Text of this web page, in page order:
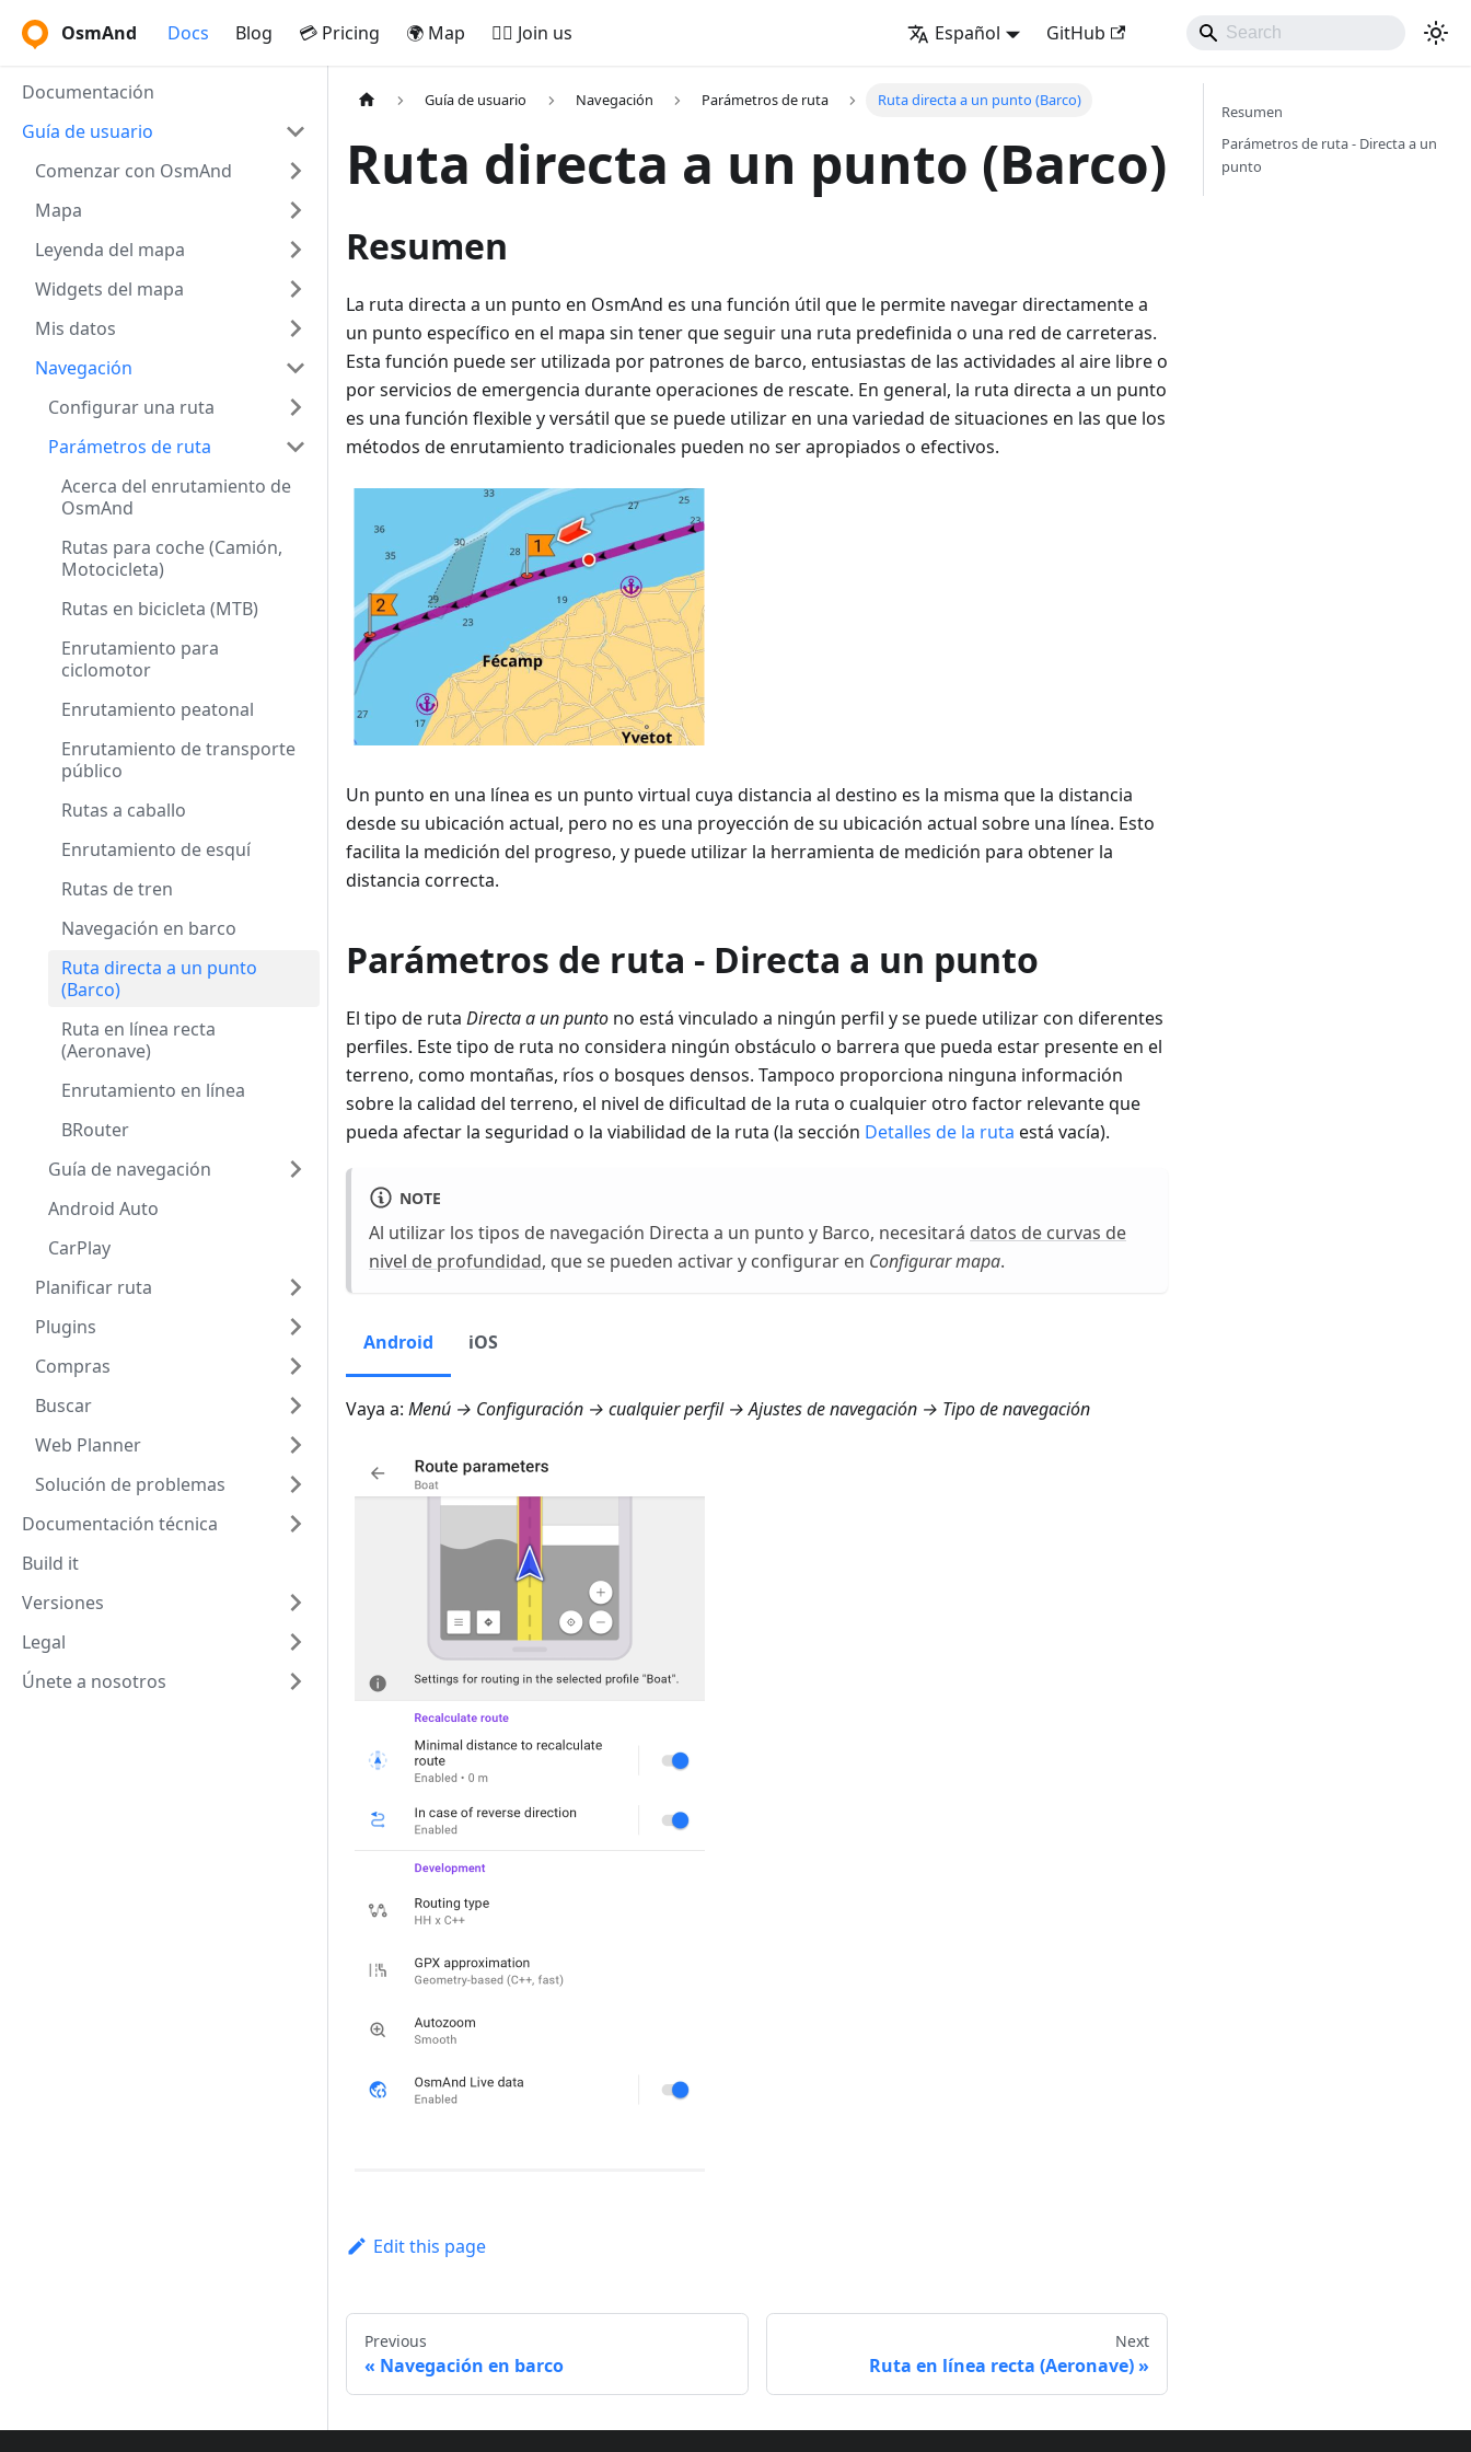
OsmAnd Docs Blog 💳 Pricing 🌍 Map 🚵‍♂️ Join us Español GitHub
Documentación
Guía de usuario
Comenzar con OsmAnd
Mapa
Leyenda del mapa
Widgets del mapa
Mis datos
Navegación
Configurar una ruta
Parámetros de ruta
Acerca del enrutamiento de
OsmAnd
Rutas para coche (Camión,
Motocicleta)
Rutas en bicicleta (MTB)
Enrutamiento para
ciclomotor
Enrutamiento peatonal
Enrutamiento de transporte
público
Rutas a caballo
Enrutamiento de esquí
Rutas de tren
Navegación en barco
Ruta directa a un punto
(Barco)
Ruta en línea recta
(Aeronave)
Enrutamiento en línea
BRouter
Guía de navegación
Android Auto
CarPlay
Planificar ruta
Plugins
Compras
Buscar
Web Planner
Solución de problemas
Documentación técnica
Build it
Versiones
Legal
Únete a nosotros
Guía de usuario Navegación Parámetros de ruta Ruta directa a un punto (Barco)
Ruta directa a un punto (Barco)
Resumen
La ruta directa a un punto en OsmAnd es una función útil que le permite navegar directamente a
un punto específico en el mapa sin tener que seguir una ruta predefinida o una red de carreteras.
Esta función puede ser utilizada por patrones de barco, entusiastas de las actividades al aire libre o
por servicios de emergencia durante operaciones de rescate. En general, la ruta directa a un punto
es una función flexible y versátil que se puede utilizar en una variedad de situaciones en las que los
métodos de enrutamiento tradicionales pueden no ser apropiados o efectivos.
Un punto en una línea es un punto virtual cuya distancia al destino es la misma que la distancia
desde su ubicación actual, pero no es una proyección de su ubicación actual sobre una línea. Esto
facilita la medición del progreso, y puede utilizar la herramienta de medición para obtener la
distancia correcta.
Parámetros de ruta - Directa a un punto
El tipo de ruta Directa a un punto no está vinculado a ningún perfil y se puede utilizar con diferentes
perfiles. Este tipo de ruta no considera ningún obstáculo o barrera que pueda estar presente en el
terreno, como montañas, ríos o bosques densos. Tampoco proporciona ninguna información
sobre la calidad del terreno, el nivel de dificultad de la ruta o cualquier otro factor relevante que
pueda afectar la seguridad o la viabilidad de la ruta (la sección Detalles de la ruta está vacía).
NOTE
Al utilizar los tipos de navegación Directa a un punto y Barco, necesitará datos de curvas de
nivel de profundidad, que se pueden activar y configurar en Configurar mapa.
Android iOS
Vaya a: Menú → Configuración → cualquier perfil →Ajustes de navegación → Tipo de navegación
Edit this page
Previous
Navegación en barco
Next
Ruta en línea recta (Aeronave)
Resumen
Parámetros de ruta - Directa a un
punto